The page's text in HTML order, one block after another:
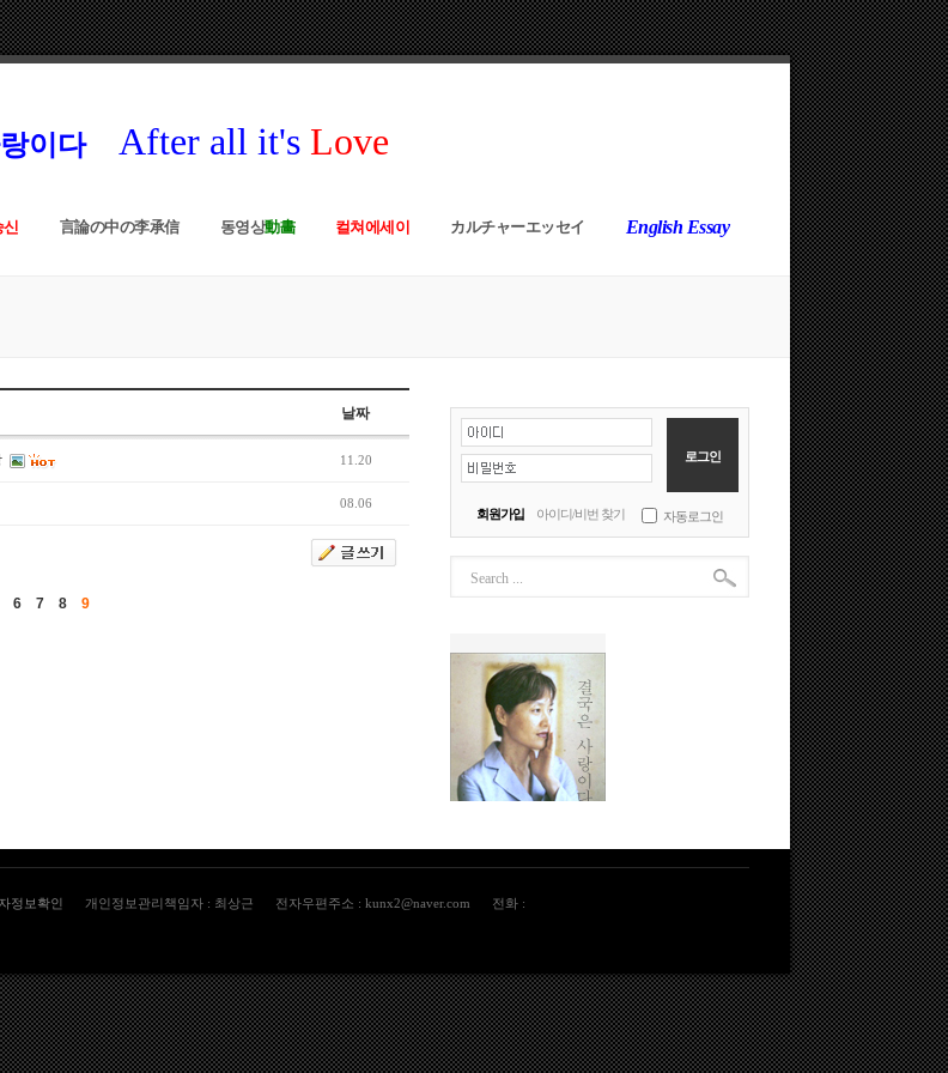
이다 After all it's Love
신 言論の中の李承信 동영상動畵 컬쳐에세이 カルチャーエッセイ English Essay
날짜
11.20
08.06
6 7 8 9
회원가입 아이디/비번 찾기 자동로그인
정보확인 개인정보관리책임자 : 최상근 전자우편주소 : kunx2@naver.com 전화 :